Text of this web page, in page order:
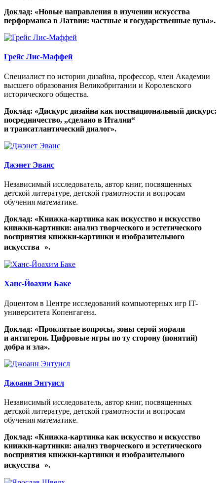
Доклад: «Новые направления в изучении искусства
перформанса в Латвии: частные и государственные вузы».
Грейс Лис-Маффей
Специалист по истории дизайна, профессор, член Академии
высшего образования Великобритании и Королевского
исторического общества.
Доклад: «Дискурс дизайна как постнациональный дискурс:
посредничество, „сделано в Италии“
и трансатлантический диалог».
Джэнет Эванс
Независимый исследователь, автор книг, посвященных
детской литературе, детской грамотности и вопросам
обучения математике.
Доклад: «Книжка-картинка как искусство и искусство
книжки-картинки: анализ творческого и эстетического
восприятия книжки-картинки и изобразительного
искусства ».
Ханс-Йоахим Баке
Доцентом в Центре исследований компьютерных игр IT-
университета Копенгагена.
Доклад: «Проклятые вопросы, зоны серой морали
и антигерои. Цифровые игры по ту сторону (понятий)
добра и зла».
Джоанн Энтуисл
Независимый исследователь, автор книг, посвященных
детской литературе, детской грамотности и вопросам
обучения математике.
Доклад: «Книжка-картинка как искусство и искусство
книжки-картинки: анализ творческого и эстетического
восприятия книжки-картинки и изобразительного
искусства ».